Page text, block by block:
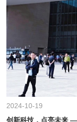
2024-10-19
创新科技，点亮未来